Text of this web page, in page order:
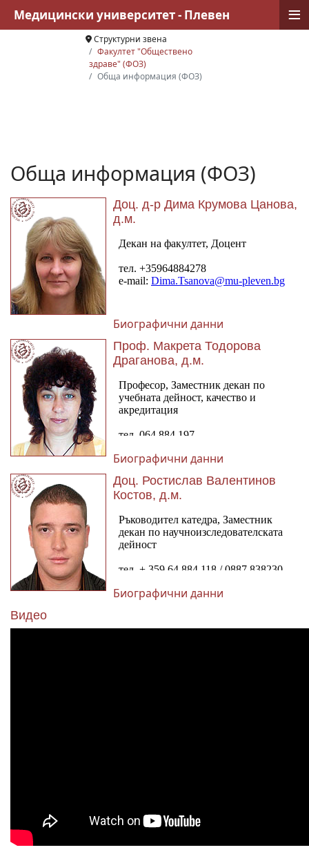
Структурни звена
Факултет "Обществено
здраве" (ФОЗ)
Обща информация (ФОЗ)
Обща информация (ФОЗ)
Доц. д-р Дима Крумова Цанова,
д.м.
Биографични данни
Проф. Макрета Тодорова
Драганова, д.м.
Биографични данни
Доц. Ростислав Валентинов
Костов, д.м.
Биографични данни
Видео
Медицински университет - Плевен ≡